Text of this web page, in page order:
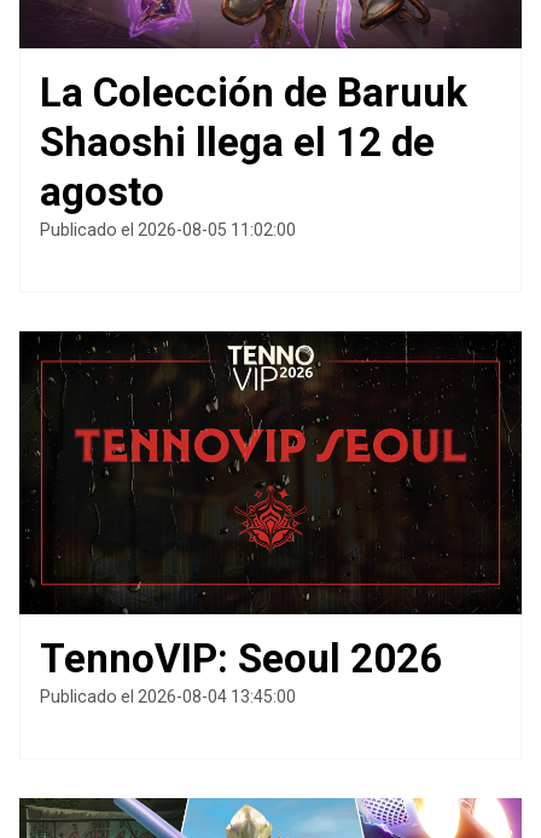
La Colección de Baruuk
Shaoshi llega el 12 de
agosto
Publicado el 2026-08-05 11:02:00
TennoVIP: Seoul 2026
Publicado el 2026-08-04 13:45:00